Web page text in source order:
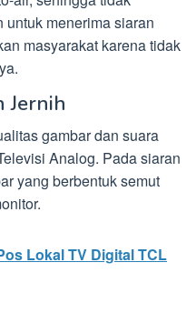
menerima siaran
masyarakat karena tidak
Jernih
gambar dan suara
Analog. Pada siaran
yang berbentuk semut
Lokal TV Digital TCL